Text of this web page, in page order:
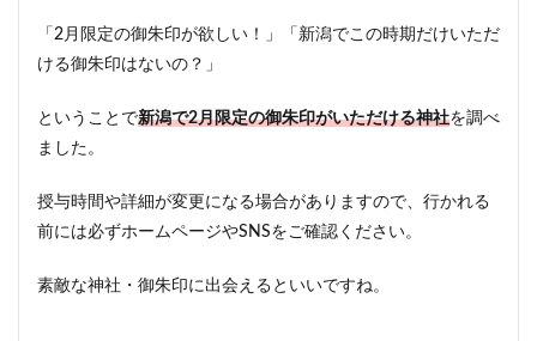
「2月限定の御朱印が欲しい！」「新潟でこの時期だけいただ
ける御朱印はないの？」
ということで新潟で2月限定の御朱印がいただける神社を調べ
ました。
授与時間や詳細が変更になる場合がありますので、行かれる
前には必ずホームページやSNSをご確認ください。
素敵な神社・御朱印に出会えるといいですね。